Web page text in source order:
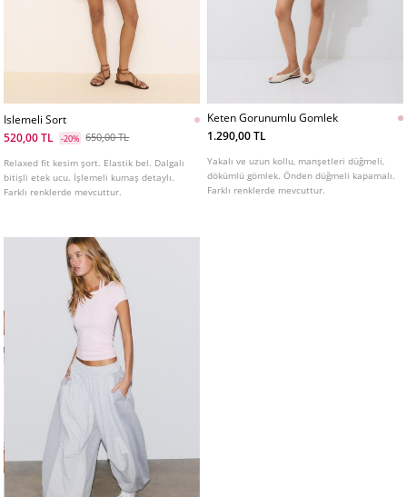
cazibeyle buluştuğu samimi anlar ve
unutulmaz geceler için mükemmeldir.
Islemeli Sort
520,00 TL
-20% 650,00 TL
Relaxed fit kesim şort. Elastik bel. Dalgalı
bitişli etek ucu. İşlemeli kumaş detaylı.
Farklı renklerde mevcuttur.
Keten Gorunumlu Gomlek
1.290,00 TL
Yakalı ve uzun kollu, manşetleri düğmeli,
dökümlü gömlek. Önden düğmeli kapamalı.
Farklı renklerde mevcuttur.